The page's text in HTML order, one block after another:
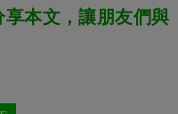
本文，讓朋友們與